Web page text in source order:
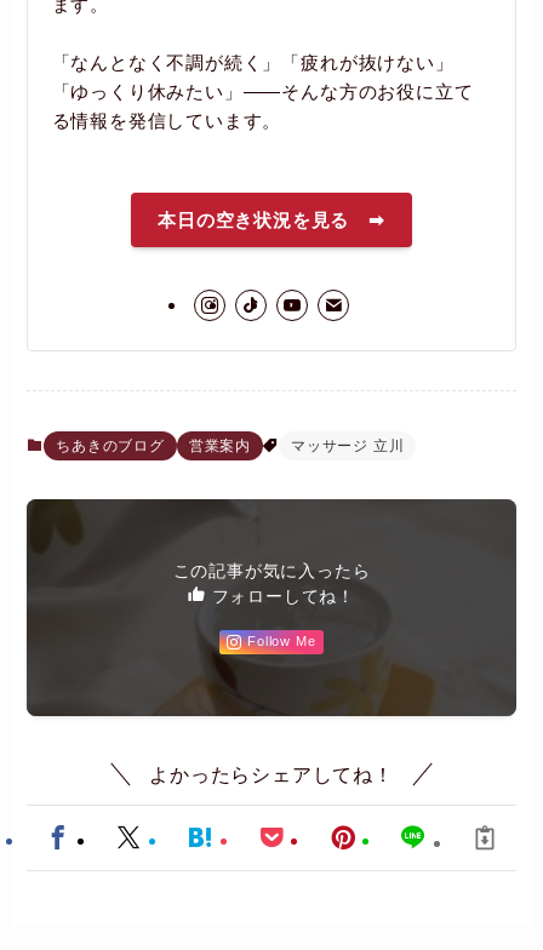
ます。
「なんとなく不調が続く」「疲れが抜けない」
「ゆっくり休みたい」――そんな方のお役に立て
る情報を発信しています。
本日の空き状況を見る ➡
ちあきのブログ 営業案内 マッサージ 立川
この記事が気に入ったら
フォローしてね！
Follow Me
よかったらシェアしてね！